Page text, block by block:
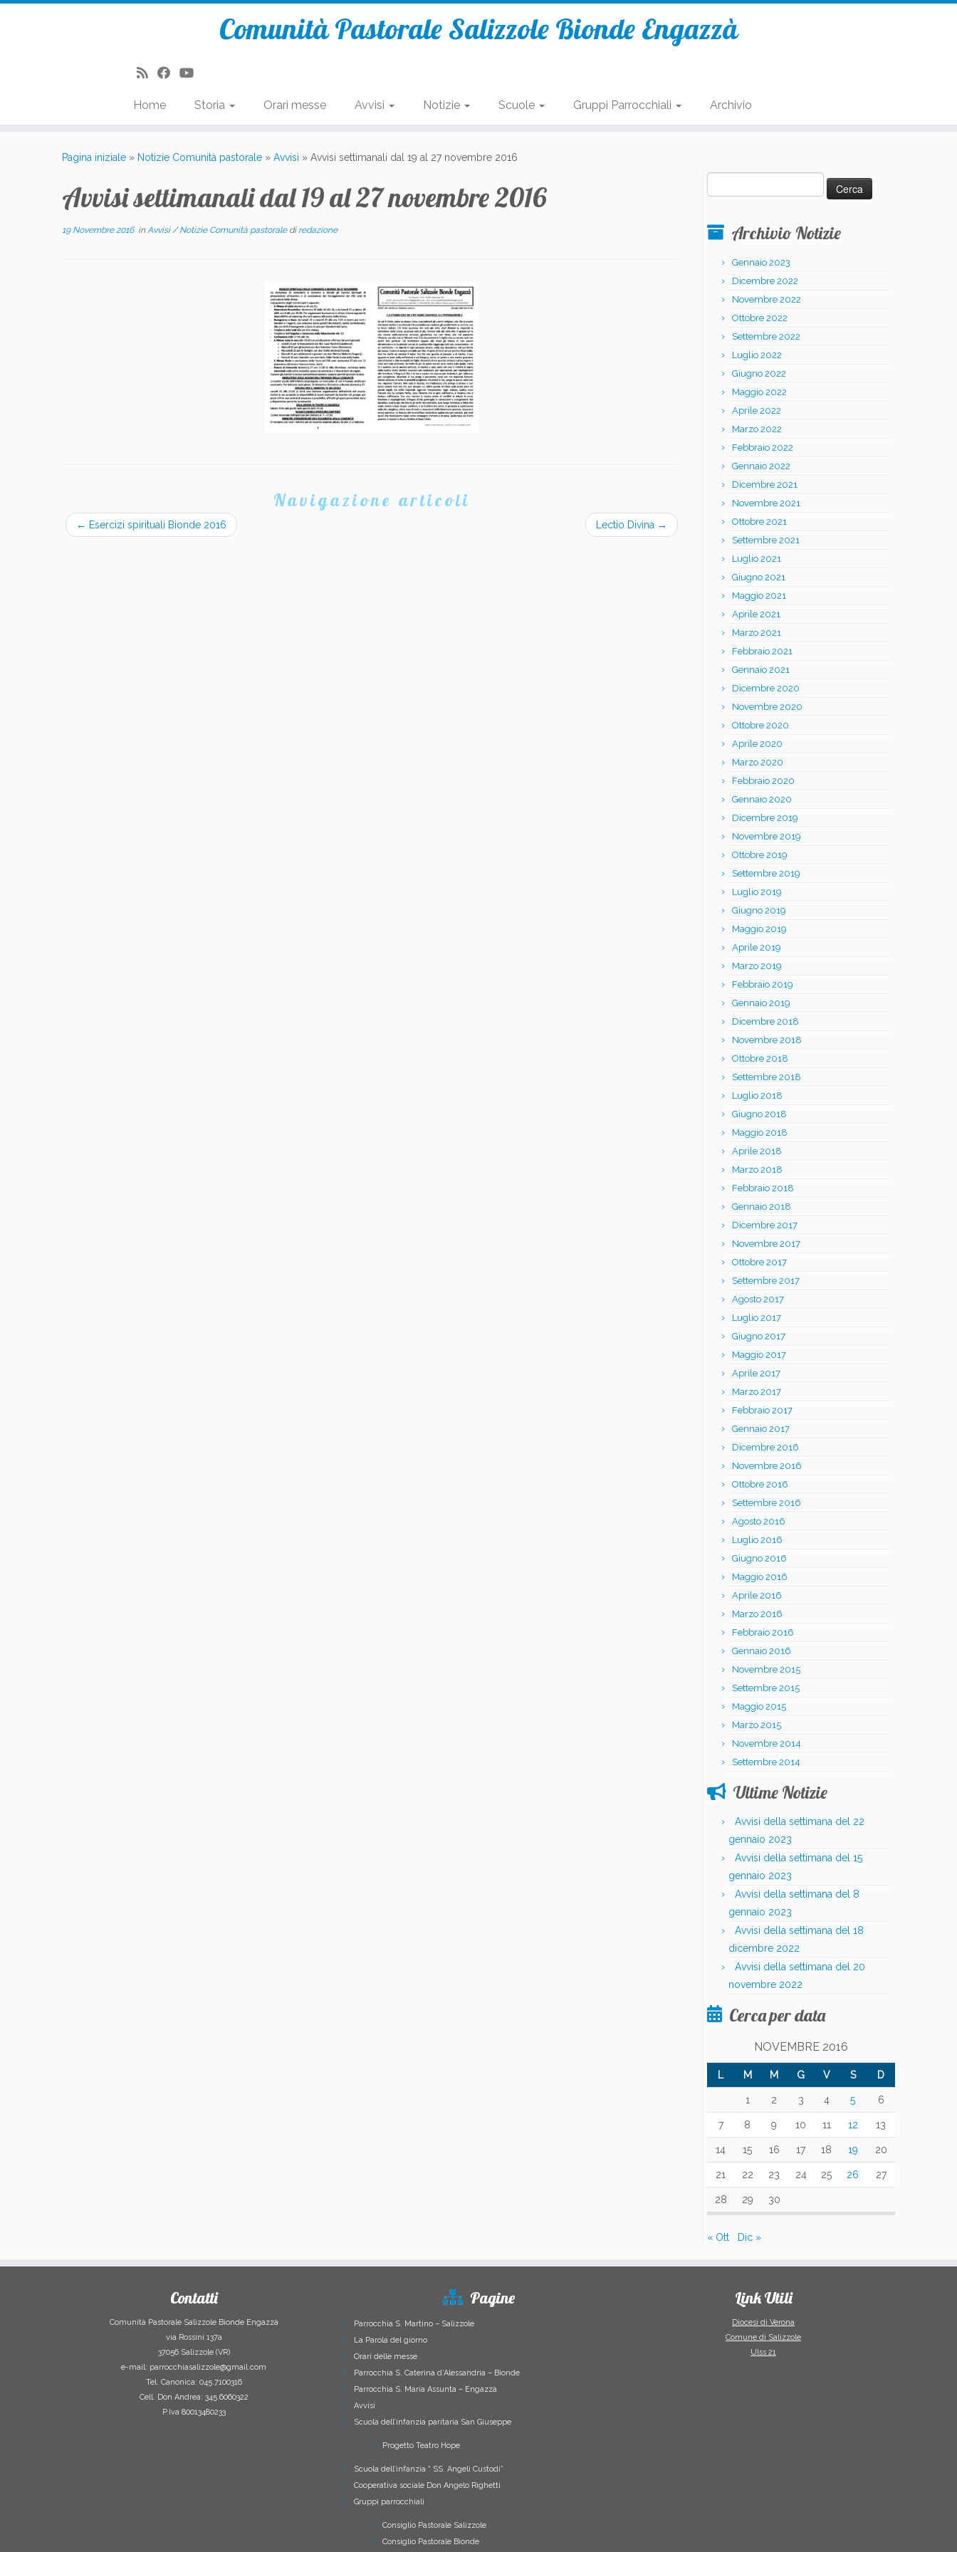
Comunità Pastorale Salizzole Bionde Engazzà
Home Storia Orari messe Avvisi Notizie Scuole Gruppi Parrocchiali Archivio
Pagina iniziale » Notizie Comunità pastorale » Avvisi » Avvisi settimanali dal 19 al 27 novembre 2016
Avvisi settimanali dal 19 al 27 novembre 2016
19 Novembre 2016inAvvisi/Notizie Comunità pastorale di redazione
Navigazione articoli
← Esercizi spirituali Bionde 2016 Lectio Divina →
per:
Archivio Notizie
Gennaio 2023
Dicembre 2022
Novembre 2022
Ottobre 2022
Settembre 2022
Luglio 2022
Giugno 2022
Maggio 2022
Aprile 2022
Marzo 2022
Febbraio 2022
Gennaio 2022
Dicembre 2021
Novembre 2021
Ottobre 2021
Settembre 2021
Luglio 2021
Giugno 2021
Maggio 2021
Aprile 2021
Marzo 2021
Febbraio 2021
Gennaio 2021
Dicembre 2020
Novembre 2020
Ottobre 2020
Aprile 2020
Marzo 2020
Febbraio 2020
Gennaio 2020
Dicembre 2019
Novembre 2019
Ottobre 2019
Settembre 2019
Luglio 2019
Giugno 2019
Maggio 2019
Aprile 2019
Marzo 2019
Febbraio 2019
Gennaio 2019
Dicembre 2018
Novembre 2018
Ottobre 2018
Settembre 2018
Luglio 2018
Giugno 2018
Maggio 2018
Aprile 2018
Marzo 2018
Febbraio 2018
Gennaio 2018
Dicembre 2017
Novembre 2017
Ottobre 2017
Settembre 2017
Agosto 2017
Luglio 2017
Giugno 2017
Maggio 2017
Aprile 2017
Marzo 2017
Febbraio 2017
Gennaio 2017
Dicembre 2016
Novembre 2016
Ottobre 2016
Settembre 2016
Agosto 2016
Luglio 2016
Giugno 2016
Maggio 2016
Aprile 2016
Marzo 2016
Febbraio 2016
Gennaio 2016
Novembre 2015
Settembre 2015
Maggio 2015
Marzo 2015
Novembre 2014
Settembre 2014
Ultime Notizie
Avvisi della settimana del 22
gennaio 2023
Avvisi della settimana del 15
gennaio 2023
Avvisi della settimana del 8
gennaio 2023
Avvisi della settimana del 18
dicembre 2022
Avvisi della settimana del 20
novembre 2022
Cerca per data
NOVEMBRE 2016
L M M G V S D
1 2 3 4 5 6
7 8 9 10 11 12 13
14 15 16 17 18 19 20
21 22 23 24 25 26 27
28 29 30
« Ott Dic »
Contatti
Comunità Pastorale Salizzole Bionde Engazzà
via Rossini 137a
37056 Salizzole (VR)
e-mail: parrocchiasalizzole@gmail.com
Tel. Canonica: 045.7100316
Cell. Don Andrea: 345.6060322
P.Iva 80013480233
Pagine
Parrocchia S. Martino – Salizzole
La Parola del giorno
Orari delle messe
Parrocchia S. Caterina d’Alessandria – Bionde
Parrocchia S. Maria Assunta – Engazzà
Avvisi
Scuola dell’infanzia paritaria San Giuseppe
Progetto Teatro Hope
Scuola dell’infanzia “ SS. Angeli Custodi”
Cooperativa sociale Don Angelo Righetti
Gruppi parrocchiali
Consiglio Pastorale Salizzole
Consiglio Pastorale Bionde
Link Utili
Diocesi di Verona
Comune di Salizzole
Ulss 21